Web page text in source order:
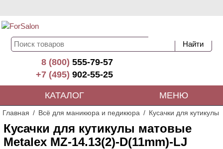
8 (800)555-79-57
+7 (495)902-55-25
КАТАЛОГ МЕНЮ
Главная Всё для маникюра и педикюра Кусачки для кутикулы
Кусачки для кутикулы матовые
Metalex MZ-14.13(2)-D(11mm)-LJ